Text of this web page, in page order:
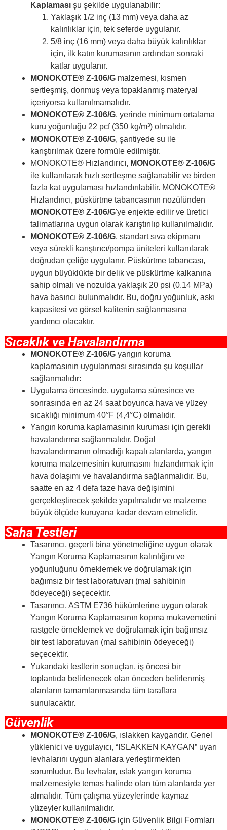
Kaplaması şu şekilde uygulanabilir:
Yaklaşık 1/2 inç (13 mm) veya daha az
kalınlıklar için, tek seferde uygulanır.
5/8 inç (16 mm) veya daha büyük kalınlıklar
için, ilk katın kurumasının ardından sonraki
katlar uygulanır.
MONOKOTE® Z-106/G malzemesi, kısmen
sertleşmiş, donmuş veya topaklanmış materyal
içeriyorsa kullanılmamalıdır.
MONOKOTE® Z-106/G, yerinde minimum ortalama
kuru yoğunluğu 22 pcf (350 kg/m³) olmalıdır.
MONOKOTE® Z-106/G, şantiyede su ile
karıştırılmak üzere formüle edilmiştir.
MONOKOTE® Hızlandırıcı, MONOKOTE® Z-106/G
ile kullanılarak hızlı sertleşme sağlanabilir ve birden
fazla kat uygulaması hızlandırılabilir. MONOKOTE®
Hızlandırıcı, püskürtme tabancasının nozülünden
MONOKOTE® Z-106/G'ye enjekte edilir ve üretici
talimatlarına uygun olarak karıştırılıp kullanılmalıdır.
MONOKOTE® Z-106/G, standart sıva ekipmanı
veya sürekli karıştırıcı/pompa üniteleri kullanılarak
doğrudan çeliğe uygulanır. Püskürtme tabancası,
uygun büyüklükte bir delik ve püskürtme kalkanına
sahip olmalı ve nozulda yaklaşık 20 psi (0.14 MPa)
hava basıncı bulunmalıdır. Bu, doğru yoğunluk, askı
kapasitesi ve görsel kalitenin sağlanmasına
yardımcı olacaktır.
Sıcaklık ve Havalandırma
MONOKOTE® Z-106/G yangın koruma
kaplamasının uygulanması sırasında şu koşullar
sağlanmalıdır:
Uygulama öncesinde, uygulama süresince ve
sonrasında en az 24 saat boyunca hava ve yüzey
sıcaklığı minimum 40°F (4,4°C) olmalıdır.
Yangın koruma kaplamasının kuruması için gerekli
havalandırma sağlanmalıdır. Doğal
havalandırmanın olmadığı kapalı alanlarda, yangın
koruma malzemesinin kurumasını hızlandırmak için
hava dolaşımı ve havalandırma sağlanmalıdır. Bu,
saatte en az 4 defa taze hava değişimini
gerçekleştirecek şekilde yapılmalıdır ve malzeme
büyük ölçüde kuruyana kadar devam etmelidir.
Saha Testleri
Tasarımcı, geçerli bina yönetmeliğine uygun olarak
Yangın Koruma Kaplamasının kalınlığını ve
yoğunluğunu örneklemek ve doğrulamak için
bağımsız bir test laboratuvarı (mal sahibinin
ödeyeceği) seçecektir.
Tasarımcı, ASTM E736 hükümlerine uygun olarak
Yangın Koruma Kaplamasının kopma mukavemetini
rastgele örneklemek ve doğrulamak için bağımsız
bir test laboratuvarı (mal sahibinin ödeyeceği)
seçecektir.
Yukarıdaki testlerin sonuçları, iş öncesi bir
toplantıda belirlenecek olan önceden belirlenmiş
alanların tamamlanmasında tüm taraflara
sunulacaktır.
Güvenlik
MONOKOTE® Z-106/G, ıslakken kaygandır. Genel
yüklenici ve uygulayıcı, “ISLAKKEN KAYGAN” uyarı
levhalarını uygun alanlara yerleştirmekten
sorumludur. Bu levhalar, ıslak yangın koruma
malzemesiyle temas halinde olan tüm alanlarda yer
almalıdır. Tüm çalışma yüzeylerinde kaymaz
yüzeyler kullanılmalıdır.
MONOKOTE® Z-106/G için Güvenlik Bilgi Formları